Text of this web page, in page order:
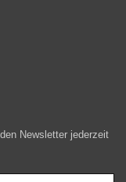
Newsletter jederzeit